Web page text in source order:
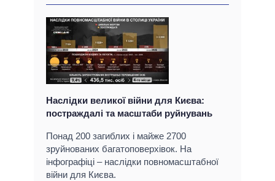
Наслідки великої війни для Києва:
постраждалі та масштаби руйнувань
Понад 200 загиблих і майже 2700
зруйнованих багатоповерхівок. На
інфографіці – наслідки повномасштабної
війни для Києва.